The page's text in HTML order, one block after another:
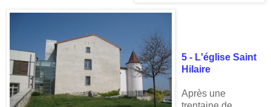
5 - L'église Saint
Hilaire
Après une